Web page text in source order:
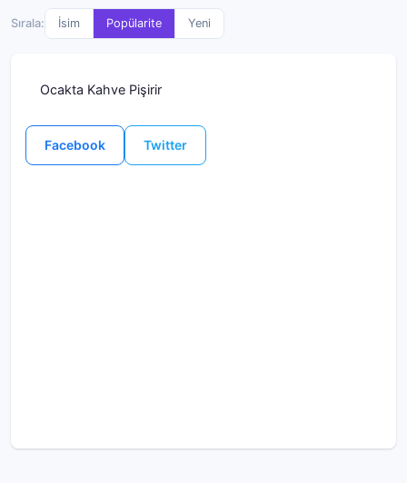
Sırala: İsim Popülarite Yeni
Ocakta Kahve Pişirir
Facebook Twitter